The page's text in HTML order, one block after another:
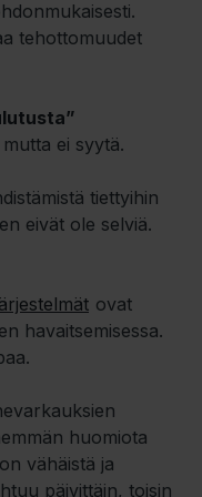
tehottomuudet
ei syytä.
tiettyihin
eivät ole selviä.
ovat
havaitsemisessa.
huomiota
vähäistä ja
päivittäin, toisin